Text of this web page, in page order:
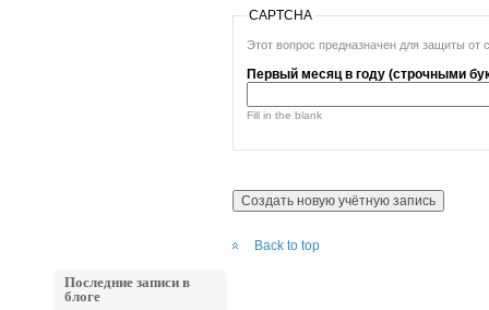
CAPTCHA
Этот вопрос предназначен для защиты от
Первый месяц в году (строчными
Fill in the blank
Back to top
Последние записи в
блоге